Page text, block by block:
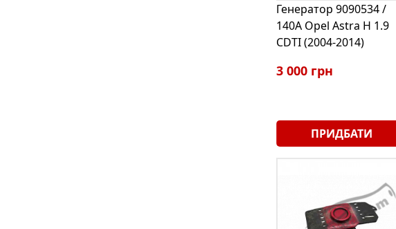
Генератор 9090534 /
140А Opel Astra H 1.9
CDTI (2004-2014)
3 000 грн
ПРИДБАТИ